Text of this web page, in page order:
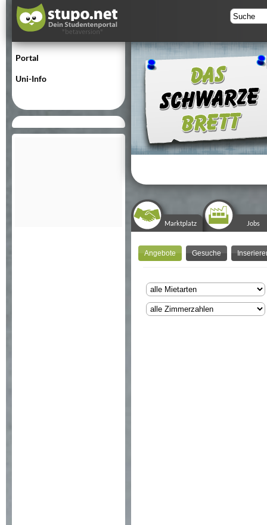
Portal
Uni-Info
Marktplatz Jobs
Angebote Gesuche